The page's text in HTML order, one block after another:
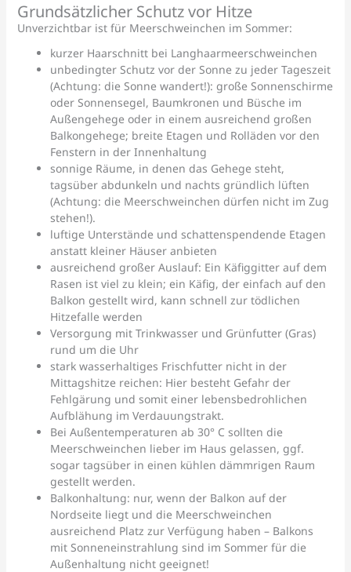
Grundsätzlicher Schutz vor Hitze
Unverzichtbar ist für Meerschweinchen im Sommer:
kurzer Haarschnitt bei Langhaarmeerschweinchen
unbedingter Schutz vor der Sonne zu jeder Tageszeit
(Achtung: die Sonne wandert!): große Sonnenschirme
oder Sonnensegel, Baumkronen und Büsche im
Außengehege oder in einem ausreichend großen
Balkongehege; breite Etagen und Rolläden vor den
Fenstern in der Innenhaltung
sonnige Räume, in denen das Gehege steht,
tagsüber abdunkeln und nachts gründlich lüften
(Achtung: die Meerschweinchen dürfen nicht im Zug
stehen!).
luftige Unterstände und schattenspendende Etagen
anstatt kleiner Häuser anbieten
ausreichend großer Auslauf: Ein Käfiggitter auf dem
Rasen ist viel zu klein; ein Käfig, der einfach auf den
Balkon gestellt wird, kann schnell zur tödlichen
Hitzefalle werden
Versorgung mit Trinkwasser und Grünfutter (Gras)
rund um die Uhr
stark wasserhaltiges Frischfutter nicht in der
Mittagshitze reichen: Hier besteht Gefahr der
Fehlgärung und somit einer lebensbedrohlichen
Aufblähung im Verdauungstrakt.
Bei Außentemperaturen ab 30° C sollten die
Meerschweinchen lieber im Haus gelassen, ggf.
sogar tagsüber in einen kühlen dämmrigen Raum
gestellt werden.
Balkonhaltung: nur, wenn der Balkon auf der
Nordseite liegt und die Meerschweinchen
ausreichend Platz zur Verfügung haben – Balkons
mit Sonneneinstrahlung sind im Sommer für die
Außenhaltung nicht geeignet!